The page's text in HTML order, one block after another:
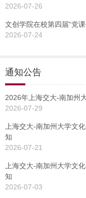
2026-07-26
文创学院在校第四届“党
2026-07-24
通知公告
2026年上海交大-南加州
2026-07-29
上海交大-南加州大学文
知
2026-07-21
上海交大-南加州大学文
知
2026-07-03